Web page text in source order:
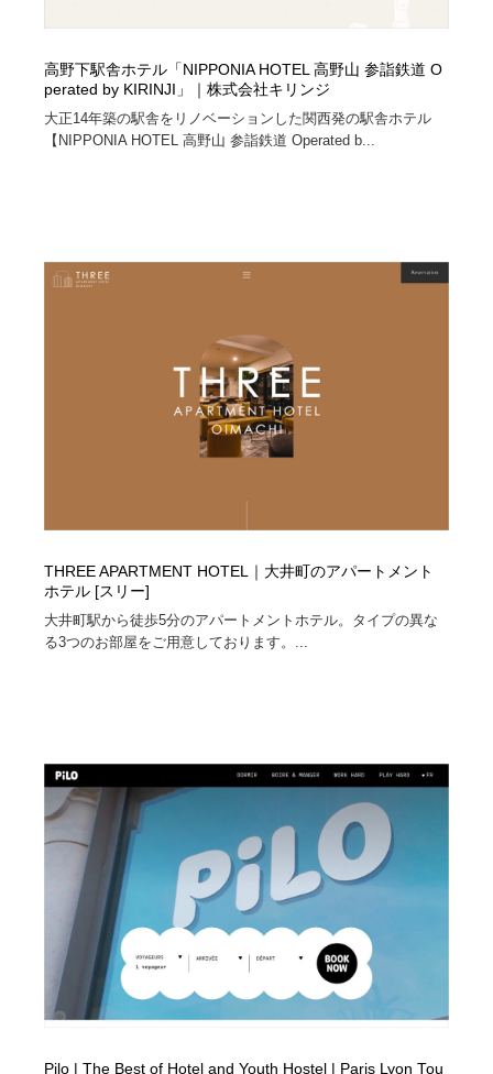
高野下駅舎ホテル「NIPPONIA HOTEL 高野山 参詣鉄道 O
perated by KIRINJI」｜株式会社キリンジ
大正14年築の駅舎をリノベーションした関西発の駅舎ホテル
【NIPPONIA HOTEL 高野山 参詣鉄道 Operated b...
THREE APARTMENT HOTEL｜大井町のアパートメント
ホテル [スリー]
大井町駅から徒歩5分のアパートメントホテル。タイプの異な
る3つのお部屋をご用意しております。...
Pilo | The Best of Hotel and Youth Hostel | Paris Lyon Tou